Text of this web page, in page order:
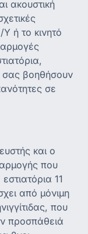
ακουστική
ή το κινητό
σας βοηθήσουν
σε
και ο
που
11
από μόνιμη
που
προσπάθειά